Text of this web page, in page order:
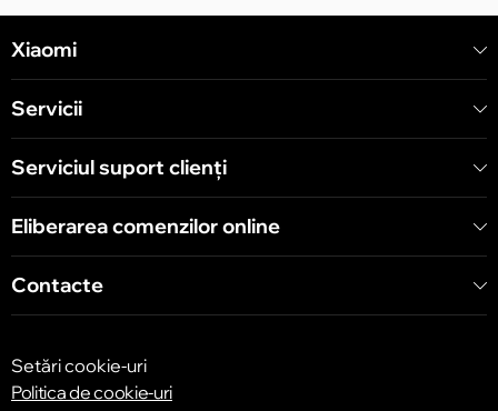
Chișinău
str. Arborilor 21, CC «Shopping MallDova»
Xiaomi
Servicii
Serviciul suport clienţi
Eliberarea comenzilor online
Contacte
Setări cookie-uri
Politica de cookie-uri